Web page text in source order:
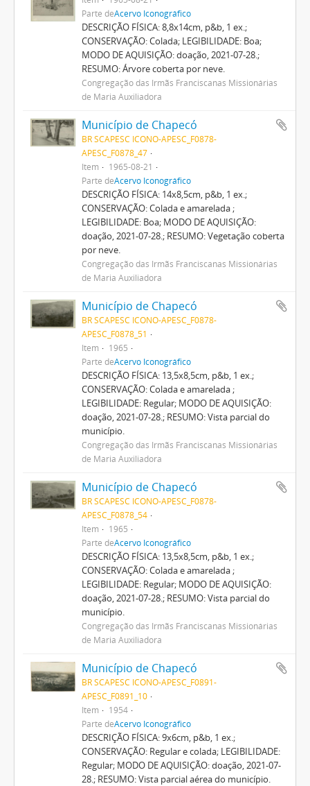
Parte deAcervo Iconográfico
DESCRIÇÃO FÍSICA: 8,8x14cm, p&b, 1 ex.;
CONSERVAÇÃO: Colada; LEGIBILIDADE: Boa;
MODO DE AQUISIÇÃO: doação, 2021-07-28.;
RESUMO: Árvore coberta por neve.
Congregação das Irmãs Franciscanas Missionárias
de Maria Auxiliadora
Município de Chapecó
BR SCAPESC ICONO-APESC_F0878-
APESC_F0878_47
Item
1965-08-21
Parte deAcervo Iconográfico
DESCRIÇÃO FÍSICA: 14x8,5cm, p&b, 1 ex.;
CONSERVAÇÃO: Colada e amarelada ;
LEGIBILIDADE: Boa; MODO DE AQUISIÇÃO:
doação, 2021-07-28.; RESUMO: Vegetação coberta
por neve.
Congregação das Irmãs Franciscanas Missionárias
de Maria Auxiliadora
Município de Chapecó
BR SCAPESC ICONO-APESC_F0878-
APESC_F0878_51
Item
1965
Parte deAcervo Iconográfico
DESCRIÇÃO FÍSICA: 13,5x8,5cm, p&b, 1 ex.;
CONSERVAÇÃO: Colada e amarelada ;
LEGIBILIDADE: Regular; MODO DE AQUISIÇÃO:
doação, 2021-07-28.; RESUMO: Vista parcial do
município.
Congregação das Irmãs Franciscanas Missionárias
de Maria Auxiliadora
Município de Chapecó
BR SCAPESC ICONO-APESC_F0878-
APESC_F0878_54
Item
1965
Parte deAcervo Iconográfico
DESCRIÇÃO FÍSICA: 13,5x8,5cm, p&b, 1 ex.;
CONSERVAÇÃO: Colada e amarelada ;
LEGIBILIDADE: Regular; MODO DE AQUISIÇÃO:
doação, 2021-07-28.; RESUMO: Vista parcial do
município.
Congregação das Irmãs Franciscanas Missionárias
de Maria Auxiliadora
Município de Chapecó
BR SCAPESC ICONO-APESC_F0891-
APESC_F0891_10
Item
1954
Parte deAcervo Iconográfico
DESCRIÇÃO FÍSICA: 9x6cm, p&b, 1 ex.;
CONSERVAÇÃO: Regular e colada; LEGIBILIDADE:
Regular; MODO DE AQUISIÇÃO: doação, 2021-07-
28.; RESUMO: Vista parcial aérea do município.